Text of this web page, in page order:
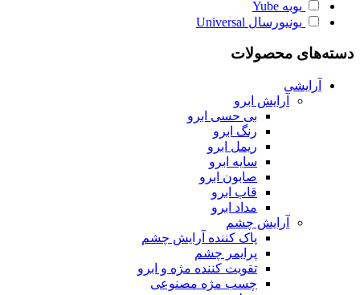
یوبه Yube
یونیورسال Universal
دسته‌های محصولات
آرایشی
آرایش ابرو
بی حسی ابرو
رنگ ابرو
ریمل ابرو
سایه ابرو
صابون ابرو
قاب ابرو
مداد ابرو
آرایش چشم
پاک کننده آرایش چشم
پرایمر چشم
تقویت کننده مژه و ابرو
چسب مژه مصنوعی